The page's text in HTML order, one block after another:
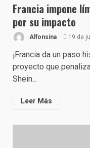
Francia impone
por su impacto
Alfonsina 19 de
¡Francia da un paso
proyecto que
Shein...
Leer Más